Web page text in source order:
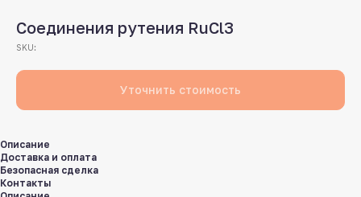
Соединения рутения RuCl3
SKU:
Уточнить стоимость
Описание
Доставка и оплата
Безопасная сделка
Контакты